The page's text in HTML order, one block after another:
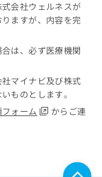
会社ウェルネスが
ますが、内容を完
は、必ず医療機関
マイナビ及び株式
ものとします。
ォーム
からご連